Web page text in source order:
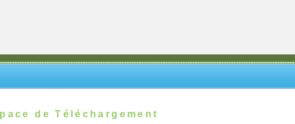
de Téléchargement